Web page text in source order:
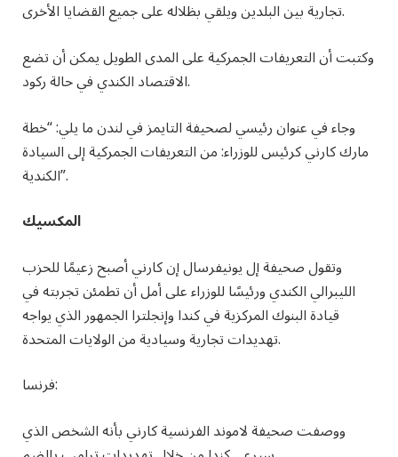
تجارية بين البلدين ويلقي بظلاله على جميع القضايا الأخرى.
وكتبت أن التعريفات الجمركية على المدى الطويل يمكن أن تضع
الاقتصاد الكندي في حالة ركود.
وجاء في عنوان رئيسي لصحيفة التايمز في لندن ما يلي: “خطة
مارك كارني كرئيس للوزراء: من التعريفات الجمركية إلى السيادة
الكندية”.
المكسيك
وتقول صحيفة إل يونيفرسال إن كارني أصبح زعيمًا للحزب
الليبرالي الكندي ورئيسًا للوزراء على أمل أن تطمئن تجربته في
قيادة البنوك المركزية في كندا وإنجلترا الجمهور الذي يواجه
تهديدات تجارية وسيادية من الولايات المتحدة.
فرنسا:
ووصفت صحيفة لاموند الفرنسية كارني بأنه الشخص الذي